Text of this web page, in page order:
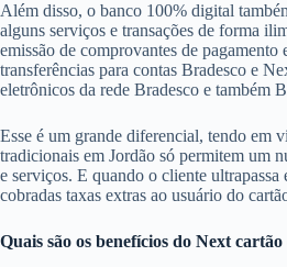
Além disso, o banco 100% digital
alguns serviços e transações de forma
emissão de comprovantes de pagamento
transferências para contas Bradesco e
eletrônicos da rede Bradesco e também
Esse é um grande diferencial, tendo em
tradicionais em Jordão só permitem um
e serviços. E quando o cliente ultrapassa
cobradas taxas extras ao usuário do
Quais são os benefícios do Next